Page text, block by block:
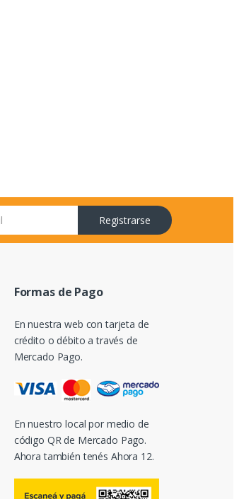
Registrarse
Formas de Pago
En nuestra web con tarjeta de
crédito o débito a través de
Mercado Pago.
En nuestro local por medio de
código QR de Mercado Pago.
Ahora también tenés Ahora 12.